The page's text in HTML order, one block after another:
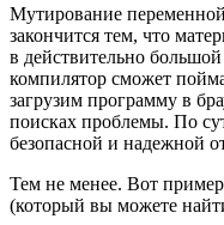
Мутирование
закончится тем, что
в действительно
компилятор сможет
загрузим программу в
поисках проблемы. По
безопасной и надежной
Тем не менее. Вот пример
(который вы можете